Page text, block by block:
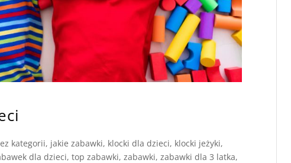
kategorii, jakie zabawki, klocki dla dzieci, klocki jeżyki,
dla dzieci,top zabawki,zabawki,zabawki dla 3 latka,